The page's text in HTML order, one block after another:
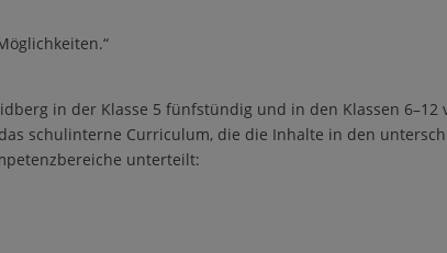
öglichkeiten.“
in der Klasse 5 fünfstündig und in den Klassen 6–12
schulinterne Curriculum, die die Inhalte in den
unterteilt: